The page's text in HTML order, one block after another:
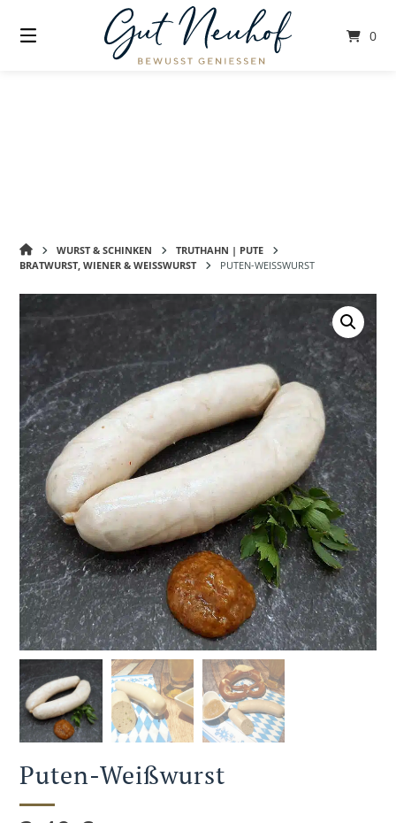
zum
Inhalt
0
GUT
NEUHOF
WURST & SCHINKEN
TRUTHAHN | PUTE
BRATWURST, WIENER & WEISSWURST
PUTEN-WEISSWURST
Puten-Weißwurst